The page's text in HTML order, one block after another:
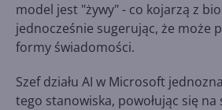
model jest "żywy" - co kojarzą z
jednocześnie sugerując, że może
formy świadomości.
Szef działu AI w Microsoft
tego stanowiska, powołując się na